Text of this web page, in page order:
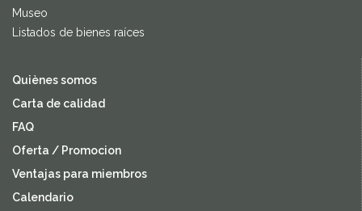
Museo
Listados de bienes raíces
Quiènes somos
Carta de calidad
FAQ
Oferta / Promocion
Ventajas para miembros
Calendario